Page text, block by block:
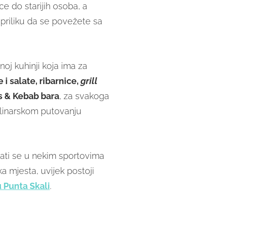
do starijih osoba, a
da se povežete sa
kuhinji koja ima za
i salate, ribarnice,grill
& Kebab bara, za svakoga
putovanju
se u nekim sportovima
mjesta, uvijek postoji
Skali.